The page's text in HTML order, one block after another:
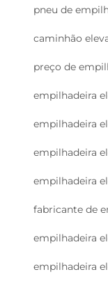
pneu de
caminhão
preço de
empilhadeira
empilhadeira
empilhadeira
empilhadeira
fabricante de
empilhadeira
empilhadeira